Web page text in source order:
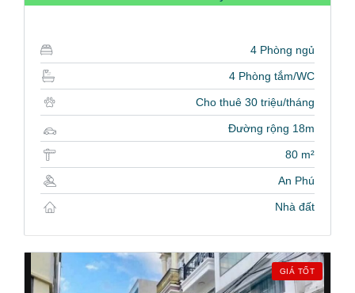
4 Phòng ngủ
4 Phòng tắm/WC
Cho thuê 30 triệu/tháng
Đường rộng 18m
80 m²
An Phú
Nhà đất
GIÁ TỐT